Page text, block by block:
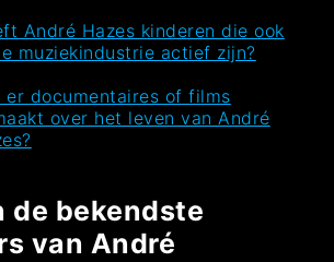
André Hazes kinderen die ook
muziekindustrie actief zijn?
er documentaires of films
over het leven van André
de bekendste
van André